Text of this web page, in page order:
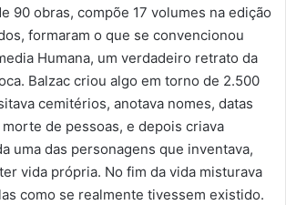
90 obras, compõe 17 volumes na edição
formaram o que se convencionou
Humana, um verdadeiro retrato da
Balzac criou algo em torno de 2.500
cemitérios, anotava nomes, datas
de pessoas, e depois criava
uma das personagens que inventava,
vida própria. No fim da vida misturava
como se realmente tivessem existido.